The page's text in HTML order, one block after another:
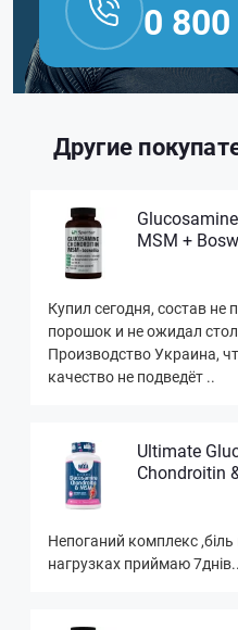
0
Другие
MSM +
Купил сегодня, состав не
порошок и не ожидал
Производство Украина,
качество не подведёт ..
Ultimate
Chondroitin
Непоганий комплекс
нагрузках приймаю 7днів..